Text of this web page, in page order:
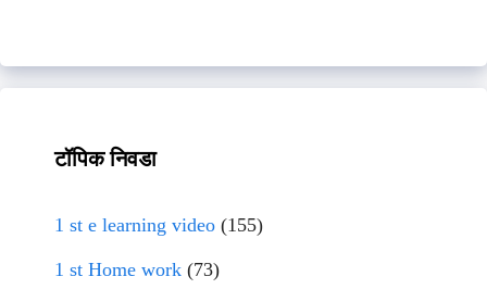
टॉपिक निवडा
1 st e learning video (155)
1 st Home work (73)